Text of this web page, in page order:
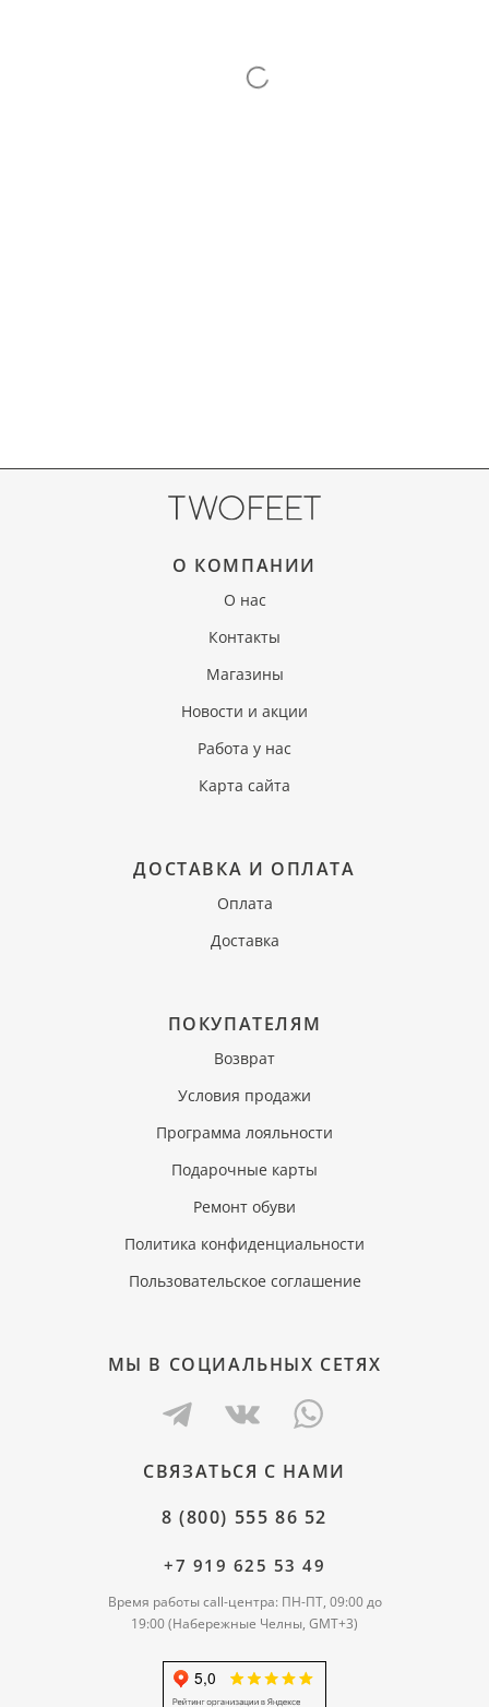
О КОМПАНИИ
О нас
Контакты
Магазины
Новости и акции
Работа у нас
Карта сайта
ДОСТАВКА И ОПЛАТА
Оплата
Доставка
ПОКУПАТЕЛЯМ
Возврат
Условия продажи
Программа лояльности
Подарочные карты
Ремонт обуви
Политика конфиденциальности
Пользовательское соглашение
МЫ В СОЦИАЛЬНЫХ СЕТЯХ
СВЯЗАТЬСЯ С НАМИ
8 (800) 555 86 52
+7 919 625 53 49
Время работы call-центра: ПН-ПТ, 09:00 до
19:00 (Набережные Челны, GMT+3)